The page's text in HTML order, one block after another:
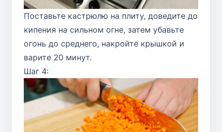
Поставьте кастрюлю на плиту, доведите до
кипения на сильном огне, затем убавьте
огонь до среднего, накройте крышкой и
варите 20 минут.
Шаг 4: